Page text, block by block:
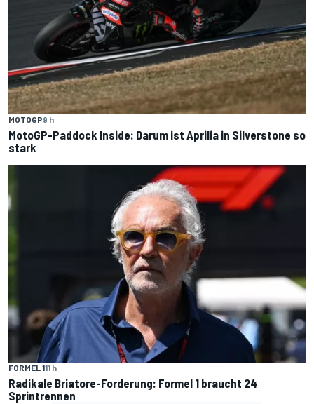
MOTOGP9 h
MotoGP-Paddock Inside: Darum ist Aprilia in Silverstone so
stark
FORMEL 111 h
Radikale Briatore-Forderung: Formel 1 braucht 24
Sprintrennen